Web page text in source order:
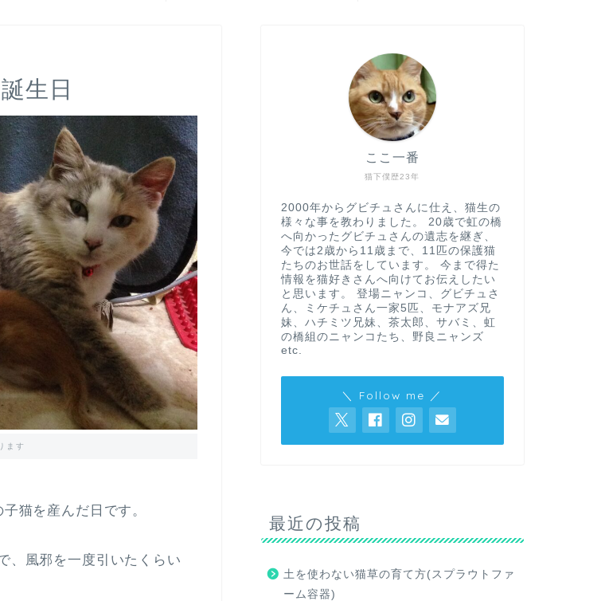
生日
ます
猫を産んだ日です。
、風邪を一度引いたくらい
猫下僕歴23年
ここ一番
2000年からグビチュさんに仕え、猫生の
様々な事を教わりました。 20歳で虹の橋
へ向かったグビチュさんの遺志を継ぎ、
今では2歳から11歳まで、11匹の保護猫
たちのお世話をしています。 今まで得た
情報を猫好きさんへ向けてお伝えしたい
と思います。 登場ニャンコ、グビチュさ
ん、ミケチュさん一家5匹、モナアズ兄
妹、ハチミツ兄妹、茶太郎、サバミ、虹
の橋組のニャンコたち、野良ニャンズ
etc.
＼ Follow me ／
最近の投稿
土を使わない猫草の育て方(スプラウトファ
ーム容器)